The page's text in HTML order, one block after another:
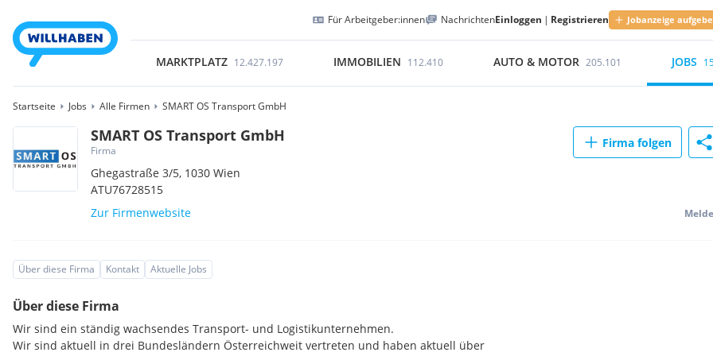
Für Arbeitgeber:innen NachrichtenEinloggen | Registrieren Jobanzeige
MARKTPLATZ 12.427.197 IMMOBILIEN 112.410 AUTO & MOTOR 205.101 JOBS
Startseite Jobs Alle Firmen SMART OS Transport GmbH
SMART OS Transport GmbH
Firma
Ghegastraße 3/5, 1030Wien
ATU76728515
Zur Firmenwebsite
Firma folgen
Über diese Firma Kontakt Aktuelle Jobs
Über diese Firma
Wir sind ein ständig wachsendes Transport- und Logistikunternehmen.
Wir sind aktuell in drei Bundesländern Österreichweit vertreten und haben aktuell über